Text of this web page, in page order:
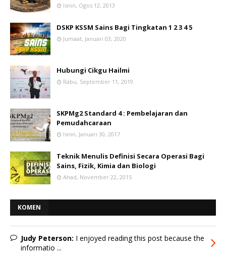
Isnin, Ogos 12, 2013
DSKP KSSM Sains Bagi Tingkatan 1 2 3 4 5
Jumaat, Januari 03, 2020
Hubungi Cikgu Hailmi
Rabu, September 11, 2019
SKPMg2 Standard 4 : Pembelajaran dan
Pemudahcaraan
Isnin, Januari 30, 2017
Teknik Menulis Definisi Secara Operasi Bagi
Sains, Fizik, Kimia dan Biologi
Ahad, November 22, 2015
KOMEN
Judy Peterson: I enjoyed reading this post because the
informatio ...